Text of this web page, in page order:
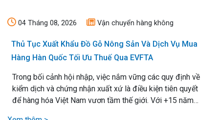
04 Tháng 08, 2026 Vận chuyển hàng không
Thủ Tục Xuất Khẩu Đồ Gỗ Nông Sản Và Dịch Vụ Mua
Hàng Hàn Quốc Tối Ưu Thuế Qua EVFTA
Trong bối cảnh hội nhập, việc nắm vững các quy định về
kiểm dịch và chứng nhận xuất xứ là điều kiện tiên quyết
để hàng hóa Việt Nam vươn tầm thế giới. Với +15 năm